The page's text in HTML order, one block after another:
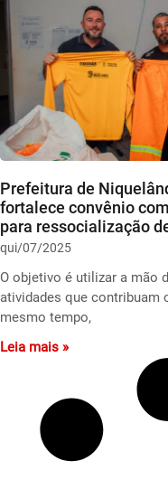
Prefeitura de
fortalece convênio
para ressocialização
qui/07/2025
O objetivo é utilizar a mão
atividades que contribuam
mesmo tempo,
Leia mais »